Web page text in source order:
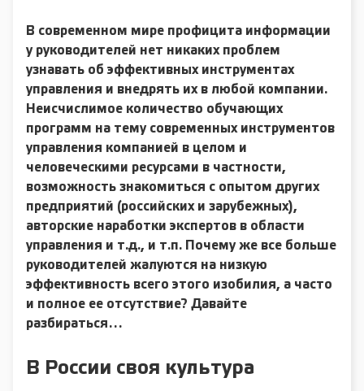
В современном мире профицита информации
у руководителей нет никаких проблем
узнавать об эффективных инструментах
управления и внедрять их в любой компании.
Неисчислимое количество обучающих
программ на тему современных инструментов
управления компанией в целом и
человеческими ресурсами в частности,
возможность знакомиться с опытом других
предприятий (российских и зарубежных),
авторские наработки экспертов в области
управления и т.д., и т.п. Почему же все больше
руководителей жалуются на низкую
эффективность всего этого изобилия, а часто
и полное ее отсутствие? Давайте
разбираться…
В России своя культура